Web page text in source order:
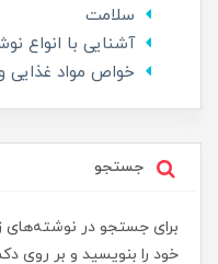
سلامت
آشنایی با انواع
خواص مواد غذایی
جستجو
برای جستجو در نوشته‌های
خود را بنویسید و بر روی